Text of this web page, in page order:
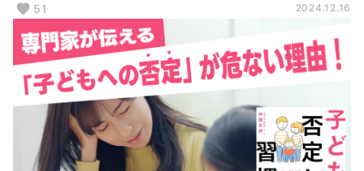
51 2024.12.16